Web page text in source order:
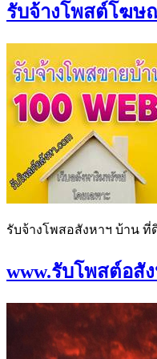
รับจ้างโพสต์โฆษ
รับจ้างโพสอสังหาฯ บ้าน
www.รับโพสต์อสั